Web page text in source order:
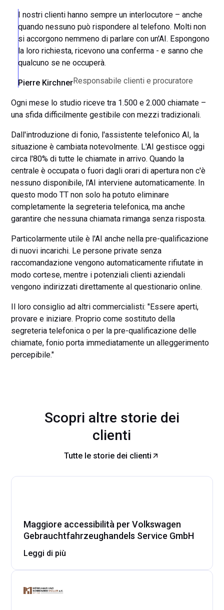
I nostri clienti hanno sempre un interlocutore – anche
quando nessuno può rispondere al telefono. Molti non
si accorgono nemmeno di parlare con un'AI. Espongono
la loro richiesta, ricevono una conferma - e sanno che
qualcuno se ne occuperà.
Pierre KirchnerResponsabile clienti e procuratore
Ogni mese lo studio riceve tra 1.500 e 2.000 chiamate –
una sfida difficilmente gestibile con mezzi tradizionali.
Dall'introduzione di fonio, l'assistente telefonico AI, la
situazione è cambiata notevolmente. L'AI gestisce oggi
circa l'80% di tutte le chiamate in arrivo. Quando la
centrale è occupata o fuori dagli orari di apertura non c'è
nessuno disponibile, l'AI interviene automaticamente. In
questo modo TT non solo ha potuto eliminare
completamente la segreteria telefonica, ma anche
garantire che nessuna chiamata rimanga senza risposta.
Particolarmente utile è l'AI anche nella pre-qualificazione
di nuovi incarichi. Le persone private senza
raccomandazione vengono automaticamente rifiutate in
modo cortese, mentre i potenziali clienti aziendali
vengono indirizzati direttamente al questionario online.
Il loro consiglio ad altri commercialisti: "Essere aperti,
provare e iniziare. Proprio come sostituto della
segreteria telefonica o per la pre-qualificazione delle
chiamate, fonio porta immediatamente un alleggerimento
percepibile."
Scopri altre storie dei
clienti
Tutte le storie dei clienti
Maggiore accessibilità per Volkswagen
Gebrauchtfahrzeughandels Service GmbH
Leggi di più